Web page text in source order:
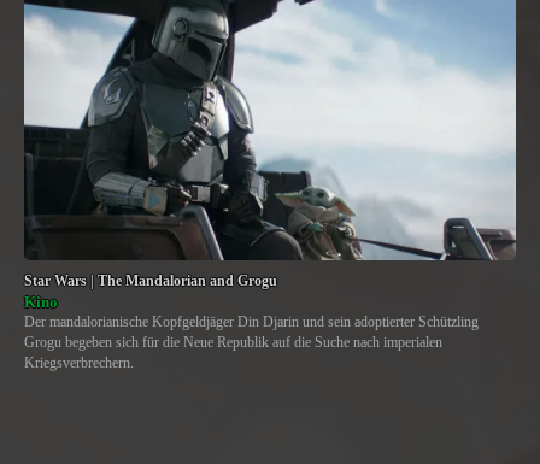
Star Wars | The Mandalorian and Grogu
Kino
Der mandalorianische Kopfgeldjäger Din Djarin und sein adoptierter Schützling
Grogu begeben sich für die Neue Republik auf die Suche nach imperialen
Kriegsverbrechern.